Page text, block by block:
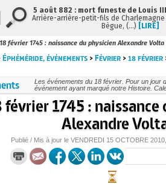
18 février 1745 : naissance du physicien Alexandre Volta
Éphéméride, événements >Février >18 février
Les événements du 18 février. Pour un jour
événement ayant marqué notre Histoire.
février 1745 : naissance
Alexandre
Publié / Mis à jour le VENDREDI 15 OCTOBRE 2010
5 août 882 : mort funeste de Louis
Arrière-arrière-petit-fils de
Bègue, (…) [LIRE]